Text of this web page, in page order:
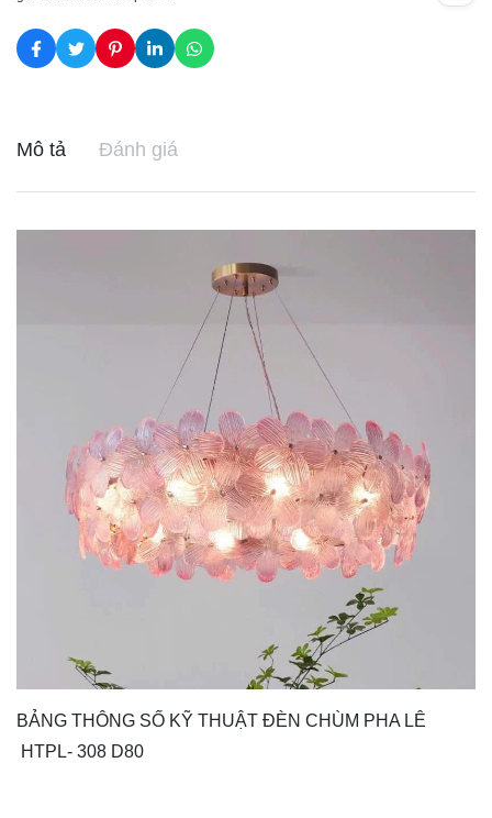
Mô tả Đánh giá
BẢNG THÔNG SỐ KỸ THUẬT ĐÈN CHÙM PHA LÊ
HTPL- 308 D80